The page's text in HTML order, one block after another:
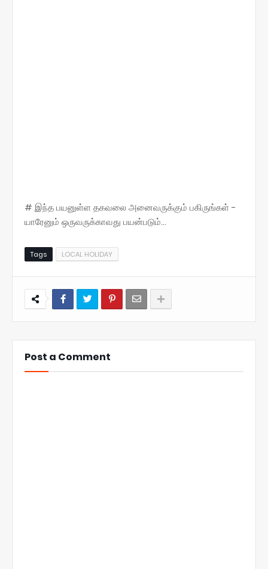
# இந்த பயனுள்ள தகவலை அனைவருக்கும் பகிருங்கள் -
யாரேனும் ஒருவருக்காவது பயன்படும்...
Tags LOCAL HOLIDAY
Post a Comment